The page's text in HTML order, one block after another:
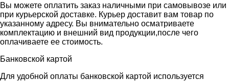
Вы можете оплатить заказ наличными при самовывозе или
при курьерской доставке. Курьер доставит вам товар по
указанному адресу. Вы внимательно осматриваете
комплектацию и внешний вид продукции,после чего
оплачиваете ее стоимость.
Банковской картой
Для удобной оплаты банковской картой используется